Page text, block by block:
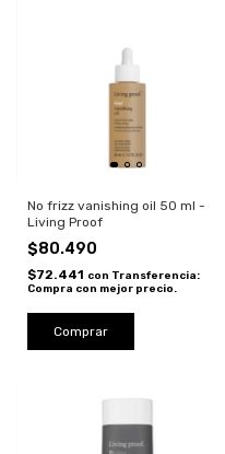
No frizz vanishing oil 50 ml -
Living Proof
$80.490
$72.441 con Transferencia:
Compra con mejor precio.